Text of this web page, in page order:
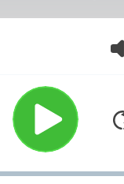
mă
Interviul este
podcast-ului
Maruta'' a
continuare a
de zi, live, în